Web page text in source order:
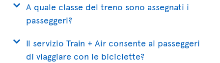
A quale classe del treno sono assegnati i
passeggeri?
Il servizio Train + Air consente ai passeggeri
di viaggiare con le biciclette?